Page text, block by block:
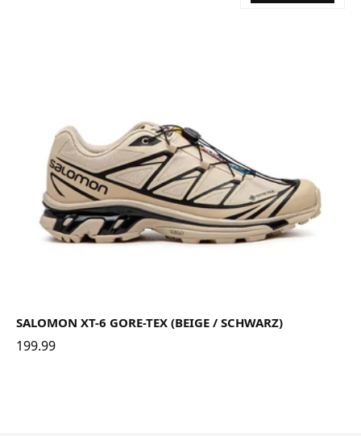
SALOMON XT-6 GORE-TEX (BEIGE / SCHWARZ)
199.99